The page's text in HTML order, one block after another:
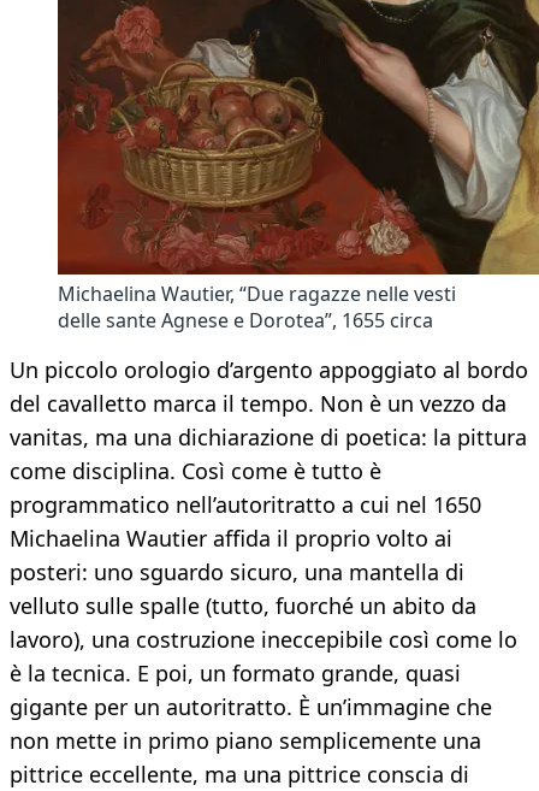
Michaelina Wautier, “Due ragazze nelle vesti
delle sante Agnese e Dorotea”, 1655 circa
Un piccolo orologio d’argento appoggiato al bordo
del cavalletto marca il tempo. Non è un vezzo da
vanitas, ma una dichiarazione di poetica: la pittura
come disciplina. Così come è tutto è
programmatico nell’autoritratto a cui nel 1650
Michaelina Wautier affida il proprio volto ai
posteri: uno sguardo sicuro, una mantella di
velluto sulle spalle (tutto, fuorché un abito da
lavoro), una costruzione ineccepibile così come lo
è la tecnica. E poi, un formato grande, quasi
gigante per un autoritratto. È un’immagine che
non mette in primo piano semplicemente una
pittrice eccellente, ma una pittrice conscia di